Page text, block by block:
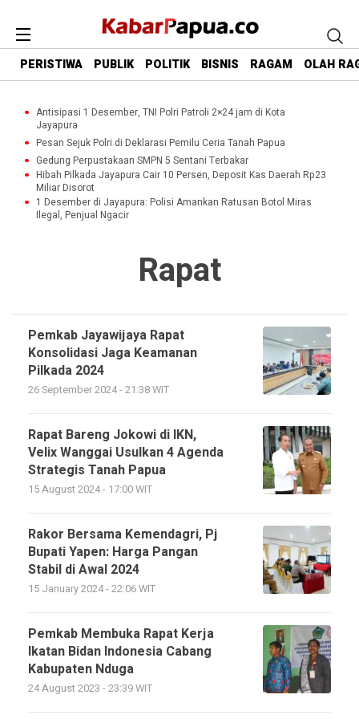
PERISTIWA PUBLIK POLITIK BISNIS RAGAM OLAH
Antisipasi 1 Desember, TNI Polri Patroli 2×24 jam di Kota
Jayapura
Pesan Sejuk Polri di Deklarasi Pemilu Ceria Tanah Papua
Gedung Perpustakaan SMPN 5 Sentani Terbakar
Hibah Pilkada Jayapura Cair 10 Persen, Deposit Kas Daerah Rp23
Miliar Disorot
1 Desember di Jayapura: Polisi Amankan Ratusan Botol Miras
Ilegal, Penjual Ngacir
Rapat
Pemkab Jayawijaya Rapat
Konsolidasi Jaga Keamanan
Pilkada 2024
26 September 2024 - 21:38 WIT
Rapat Bareng Jokowi di IKN,
Velix Wanggai Usulkan 4 Agenda
Strategis Tanah Papua
15 August 2024 - 17:00 WIT
Rakor Bersama Kemendagri, Pj
Bupati Yapen: Harga Pangan
Stabil di Awal 2024
15 January 2024 - 22:06 WIT
Pemkab Membuka Rapat Kerja
Ikatan Bidan Indonesia Cabang
Kabupaten Nduga
24 August 2023 - 23:39 WIT